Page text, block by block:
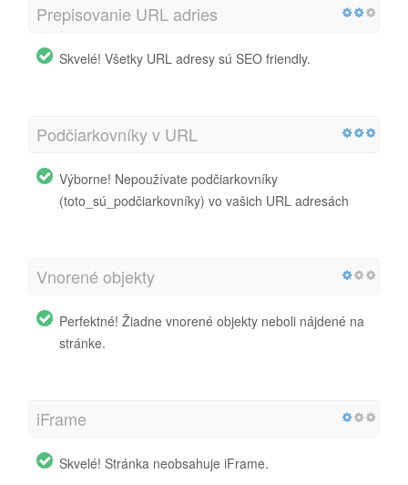
Prepisovanie URL adries
Skvelé! Všetky URL adresy sú SEO friendly.
Podčiarkovníky v URL
Výborne! Nepoužívate podčiarkovníky
(toto_sú_podčiarkovníky) vo vašich URL adresách
Vnorené objekty
Perfektné! Žiadne vnorené objekty neboli nájdené na
stránke.
iFrame
Skvelé! Stránka neobsahuje iFrame.